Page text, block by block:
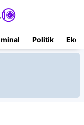
Politik